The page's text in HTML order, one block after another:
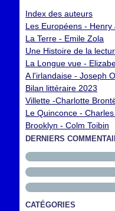
Index des auteurs
Les Européens - Henry
La Terre - Emile Zola
Une Histoire de la
La Longue vue -
A l'irlandaise - Joseph
Bilan littéraire 2023
Villette -Charlotte
Le Quinconce -
Brooklyn - Colm Toibin
DERNIERS
CATÉGORIES